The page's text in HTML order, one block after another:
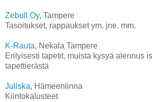
Zebull Oy, Tampere
Tasoitukset, rappaukset ym. jne. mm.
K-Rauta, Nekala Tampere
Erityisesti tapetit, muista kysyä alennus
tapettierästä
Juliska, Hämeenlinna
Kiintokalusteet